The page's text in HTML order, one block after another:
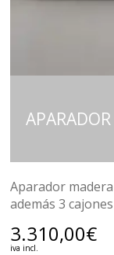
Aparador
además 3
3.310,00€
iva incl.